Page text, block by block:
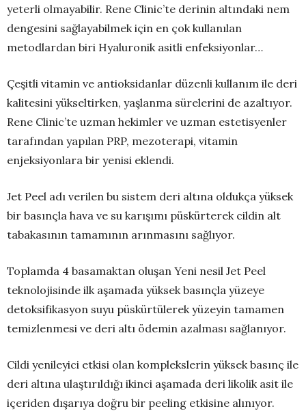
yeterli olmayabilir. Rene Clinic’te derinin altındaki nem
dengesini sağlayabilmek için en çok kullanılan
metodlardan biri Hyaluronik asitli enfeksiyonlar…
Çeşitli vitamin ve antioksidanlar düzenli kullanım ile deri
kalitesini yükseltirken, yaşlanma sürelerini de azaltıyor.
Rene Clinic’te uzman hekimler ve uzman estetisyenler
tarafından yapılan PRP, mezoterapi, vitamin
enjeksiyonlara bir yenisi eklendi.
Jet Peel adı verilen bu sistem deri altına oldukça yüksek
bir basınçla hava ve su karışımı püskürterek cildin alt
tabakasının tamamının arınmasını sağlıyor.
Toplamda 4 basamaktan oluşan Yeni nesil Jet Peel
teknolojisinde ilk aşamada yüksek basınçla yüzeye
detoksifikasyon suyu püskürtülerek yüzeyin tamamen
temizlenmesi ve deri altı ödemin azalması sağlanıyor.
Cildi yenileyici etkisi olan komplekslerin yüksek basınç ile
deri altına ulaştırıldığı ikinci aşamada deri likolik asit ile
içeriden dışarıya doğru bir peeling etkisine alınıyor.